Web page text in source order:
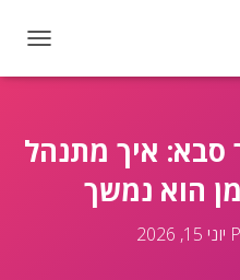
O
E
סבא: איך מתנהל
הוא נמשך
יוני 15, 2026